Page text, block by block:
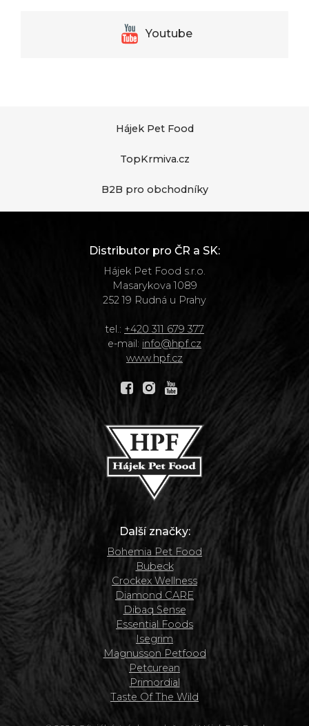
Youtube
Hájek Pet Food
TopKrmiva.cz
B2B pro obchodníky
Distributor pro ČR a SK:
Hájek Pet Food s.r.o.
Masarykova 1089
252 19 Rudná u Prahy
tel.: +420 311 679 377
e-mail: info@hpf.cz
www.hpf.cz
Další značky:
Bohemia Pet Food
Bubeck
Crockex Wellness
Diamond CARE
Dibaq Sense
Essential Foods
Isegrim
Magnusson Petfood
Petcurean
Primordial
Taste Of The Wild